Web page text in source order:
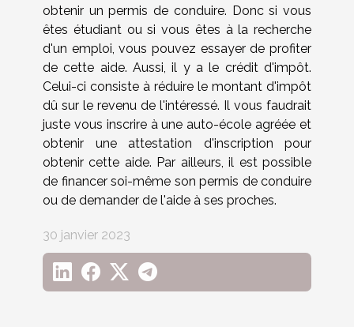
obtenir un permis de conduire. Donc si vous
êtes étudiant ou si vous êtes à la recherche
d'un emploi, vous pouvez essayer de profiter
de cette aide. Aussi, il y a le crédit d'impôt.
Celui-ci consiste à réduire le montant d'impôt
dû sur le revenu de l'intéressé. Il vous faudrait
juste vous inscrire à une auto-école agréée et
obtenir une attestation d'inscription pour
obtenir cette aide. Par ailleurs, il est possible
de financer soi-même son permis de conduire
ou de demander de l'aide à ses proches.
30 janvier 2023